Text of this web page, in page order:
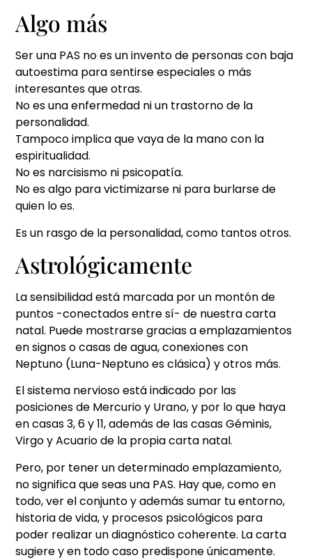
Algo más
Ser una PAS no es un invento de personas con baja
autoestima para sentirse especiales o más
interesantes que otras.
No es una enfermedad ni un trastorno de la
personalidad.
Tampoco implica que vaya de la mano con la
espiritualidad.
No es narcisismo ni psicopatía.
No es algo para victimizarse ni para burlarse de
quien lo es.
Es un rasgo de la personalidad, como tantos otros.
Astrológicamente
La sensibilidad está marcada por un montón de
puntos -conectados entre sí- de nuestra carta
natal. Puede mostrarse gracias a emplazamientos
en signos o casas de agua, conexiones con
Neptuno (Luna-Neptuno es clásica) y otros más.
El sistema nervioso está indicado por las
posiciones de Mercurio y Urano, y por lo que haya
en casas 3, 6 y 11, además de las casas Géminis,
Virgo y Acuario de la propia carta natal.
Pero, por tener un determinado emplazamiento,
no significa que seas una PAS. Hay que, como en
todo, ver el conjunto y además sumar tu entorno,
historia de vida, y procesos psicológicos para
poder realizar un diagnóstico coherente. La carta
sugiere y en todo caso predispone únicamente.